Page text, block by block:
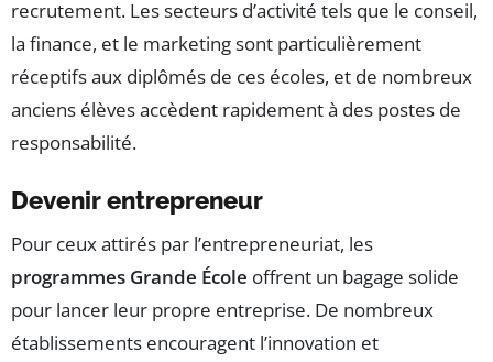
recrutement. Les secteurs d’activité tels que le conseil,
la finance, et le marketing sont particulièrement
réceptifs aux diplômés de ces écoles, et de nombreux
anciens élèves accèdent rapidement à des postes de
responsabilité.
Devenir entrepreneur
Pour ceux attirés par l’entrepreneuriat, les
programmes Grande École offrent un bagage solide
pour lancer leur propre entreprise. De nombreux
établissements encouragent l’innovation et